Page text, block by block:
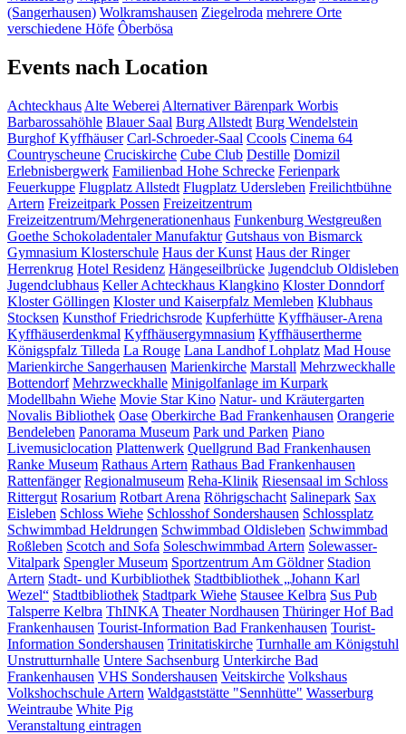
(Sangerhausen) Wolkramshausen Ziegelroda mehrere Orte
verschiedene Höfe Ôberbösa
Events nach Location
Achteckhaus Alte Weberei Alternativer Bärenpark Worbis
Barbarossahöhle Blauer Saal Burg Allstedt Burg Wendelstein
Burghof Kyffhäuser Carl-Schroeder-Saal Ccools Cinema 64
Countryscheune Cruciskirche Cube Club Destille Domizil
Erlebnisbergwerk Familienbad Hohe Schrecke Ferienpark
Feuerkuppe Flugplatz Allstedt Flugplatz Udersleben Freilichtbühne
Artern Freizeitpark Possen Freizeitzentrum
Freizeitzentrum/Mehrgenerationenhaus Funkenburg Westgreußen
Goethe Schokoladentaler Manufaktur Gutshaus von Bismarck
Gymnasium Klosterschule Haus der Kunst Haus der Ringer
Herrenkrug Hotel Residenz Hängeseilbrücke Jugendclub Oldisleben
Jugendclubhaus Keller Achteckhaus Klangkino Kloster Donndorf
Kloster Göllingen Kloster und Kaiserpfalz Memleben Klubhaus
Stocksen Kunsthof Friedrichsrode Kupferhütte Kyffhäuser-Arena
Kyffhäuserdenkmal Kyffhäusergymnasium Kyffhäusertherme
Königspfalz Tilleda La Rouge Lana LandhofLohplatz Mad House
Marienkirche Sangerhausen Marienkirche Marstall Mehrzweckhalle
Bottendorf Mehrzweckhalle Minigolfanlage im Kurpark
Modellbahn Wiehe Movie Star Kino Natur- und Kräutergarten
Novalis Bibliothek Oase Oberkirche Bad Frankenhausen Orangerie
Bendeleben Panorama Museum Park und Parken Piano
Livemusiclocation Plattenwerk Quellgrund Bad Frankenhausen
Ranke Museum Rathaus Artern Rathaus Bad Frankenhausen
Rattenfänger Regionalmuseum Reha-Klinik Riesensaal im Schloss
Rittergut Rosarium Rotbart Arena Röhrigschacht Salinepark Sax
Eisleben Schloss Wiehe Schlosshof Sondershausen Schlossplatz
Schwimmbad Heldrungen Schwimmbad Oldisleben Schwimmbad
Roßleben Scotch and Sofa Soleschwimmbad Artern Solewasser-
Vitalpark Spengler Museum Sportzentrum Am Göldner Stadion
Artern Stadt- und Kurbibliothek Stadtbibliothek „Johann Karl
Wezel“ Stadtbibliothek Stadtpark Wiehe Stausee Kelbra Sus Pub
Talsperre Kelbra ThINKA Theater Nordhausen Thüringer Hof Bad
Frankenhausen Tourist-Information Bad Frankenhausen Tourist-
Information Sondershausen Trinitatiskirche Turnhalle am Königstuhl
Unstrutturnhalle Untere Sachsenburg Unterkirche Bad
Frankenhausen VHS Sondershausen Veitskirche Volkshaus
Volkshochschule Artern Waldgaststätte "Sennhütte" Wasserburg
Weintraube White Pig
Veranstaltung eintragen